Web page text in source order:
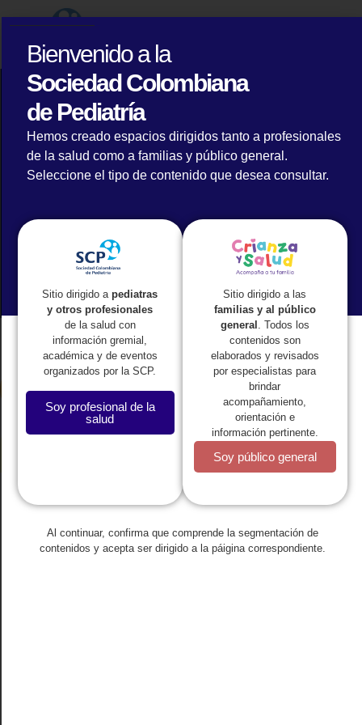
¿Por qué regresar al colegio es necesario
para garantizar la salud de los niños, niñas y
adolescentes?
Regresar
Bienvenido a la
Sociedad Colombiana
de Pediatría
Hemos creado espacios dirigidos tanto a profesionales
de la salud como a familias y público general.
Seleccione el tipo de contenido que desea consultar.
Sitio dirigido a pediatras
y otros profesionales
de la salud con
información gremial,
académica y de eventos
organizados por la SCP.
Soy profesional de la
salud
Sitio dirigido a las
familias y al público
general . Todos los
contenidos son
elaborados y revisados
por especialistas para
brindar
acompañamiento,
orientación e
información pertinente.
Soy público general
Al continuar, confirma que comprende la segmentación de
contenidos y acepta ser dirigido a la páigina correspondiente.